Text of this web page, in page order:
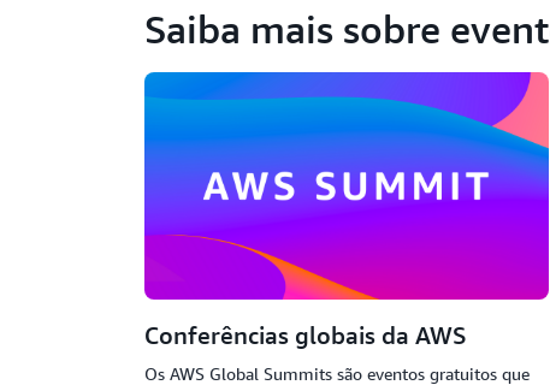
Saiba mais sobre
Conferências globais da AWS
Os AWS Global Summits são eventos gratuitos que